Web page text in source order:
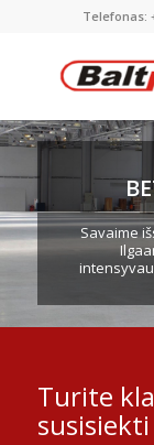
Telefonas:
Savaime
Turite